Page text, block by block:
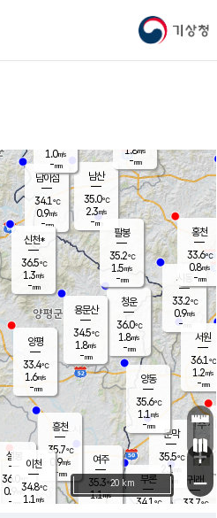
기상청
문막
35.5℃
2.1m/s
mm
남이섬
34.1℃
0.9m/s
-mm
부론
34.1 ℃
남산
35.0℃
2.3m/s
-mm
청운
36.0℃
1.8m/s
-mm
팔봉
35.2℃
1.5m/s
-mm
여주
35.3℃
1.1m/s
양동
35.6℃
1.1m/s
-mm
1.0m/s
-mm
신천*
36.5℃
1.3m/s
-mm
흥천
35.7℃
0.9m/s
-mm
설봉
36.0
0.9 m/s
- mm
시동
33.2℃
0.9m/s
- mm
귀래
33.7℃
서원
36.1℃
1.2m/s
-mm
용문산
34.5℃
1.8m/s
-mm
홍천
33.6℃
0.8m/s
-mm
이천
34.8℃
1.1 m/s
양평
33.4℃
1.6m/s
-mm
1.8m/s
-mm
+
−
20 km